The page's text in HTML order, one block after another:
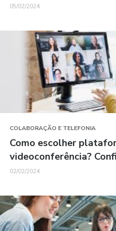
05/02/2024
COLABORAÇÃO E TELEFONIA
Como escolher
videoconferência?
02/02/2024